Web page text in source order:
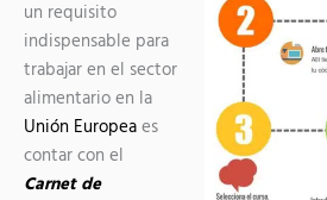
un requisito
indispensable para
trabajar en el sector
alimentario en la
Unión Europea es
contar con el
Carnet de